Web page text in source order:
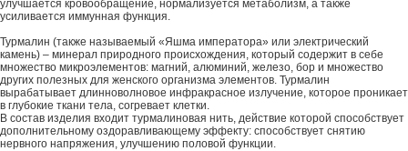
улучшается кровообращение, нормализуется метаболизм, а также
усиливается иммунная функция.
Турмалин (также называемый «Яшма императора» или электрический
камень) – минерал природного происхождения, который содержит в себе
множество микроэлементов: магний, алюминий, железо, бор и множество
других полезных для женского организма элементов. Турмалин
вырабатывает длинноволновое инфракрасное излучение, которое проникает
в глубокие ткани тела, согревает клетки.
В состав изделия входит турмалиновая нить, действие которой способствует
дополнительному оздоравливающему эффекту: способствует снятию
нервного напряжения, улучшению половой функции.